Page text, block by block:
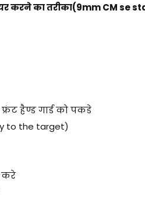
करने का तरीका(9mm CM se
हैण्ड गार्ड को पकडे
to the target)
करे